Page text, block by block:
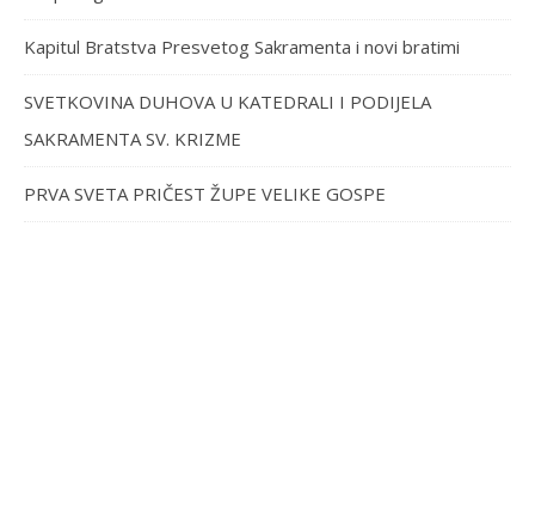
Kapitul Bratstva Presvetog Sakramenta i novi bratimi
SVETKOVINA DUHOVA U KATEDRALI I PODIJELA
SAKRAMENTA SV. KRIZME
PRVA SVETA PRIČEST ŽUPE VELIKE GOSPE